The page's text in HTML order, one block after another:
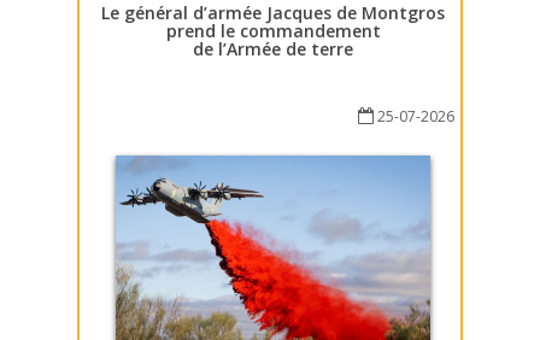
Le général d’armée Jacques de Montgros
prend le commandement
de l’Armée de terre
25-07-2026